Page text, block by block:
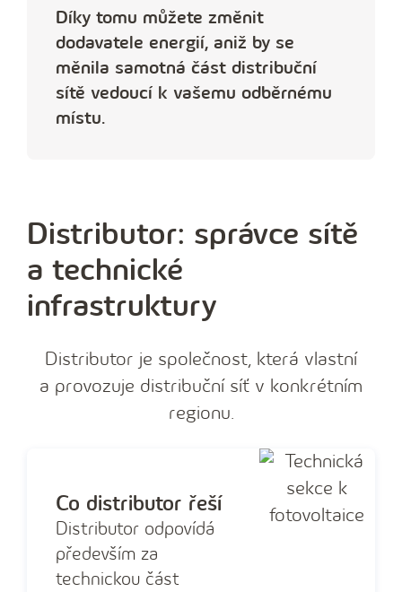
Díky tomu můžete změnit
dodavatele energií, aniž by se
měnila samotná část distribuční
sítě vedoucí k vašemu odběrnému
místu.
Distributor: správce sítě
a technické
infrastruktury
Distributor je společnost, která vlastní
a provozuje distribuční síť v konkrétním
regionu.
Co distributor řeší
Distributor odpovídá
především za
technickou část